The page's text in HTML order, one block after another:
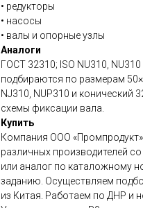
• редукторы
• насосы
• валы и опорные узлы
Аналоги
ГОСТ 32310; ISO NU310,
подбираются по размерам
NJ310, NUP310 и конический
схемы фиксации вала.
Купить
Компания ООО
различных производителей
или аналог по каталожному
заданию. Осуществляем
из Китая. Работаем по ДНР и